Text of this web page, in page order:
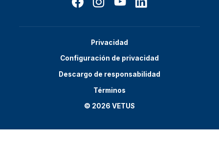
Privacidad
Configuración de privacidad
Descargo de responsabilidad
Términos
© 2026 VETUS